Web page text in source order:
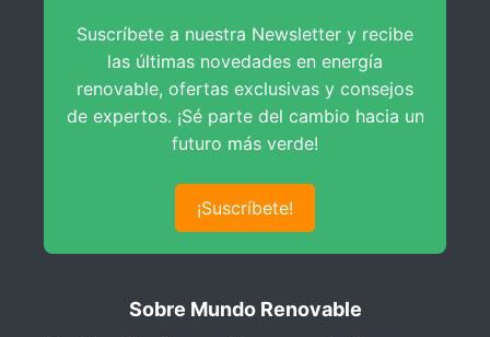
Dimensionado del Sistema Generador
Condiciones Críticas de Funcionamiento
Centros de Seccionamiento y Protección
Creación de Bloques Fotovoltaicos
Análisis de Implantación FV
Implantación de Proyecto con Seguidor Solar
Análisis de Implantación Final
Suscríbete a nuestra Newsletter y recibe
las últimas novedades en energía
renovable, ofertas exclusivas y consejos
de expertos. ¡Sé parte del cambio hacia un
futuro más verde!
¡Suscríbete!
Sobre Mundo Renovable